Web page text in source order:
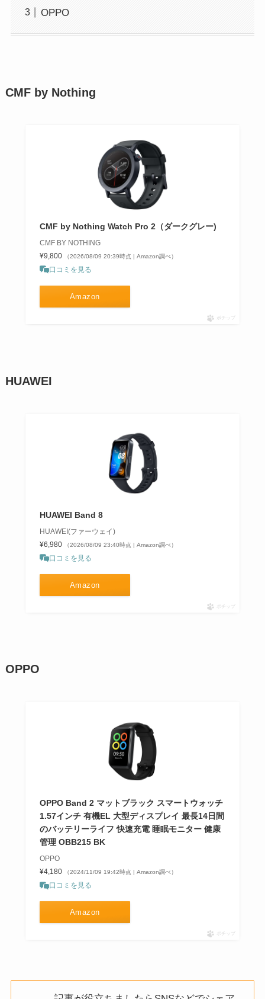
OPPO
CMF by Nothing
CMF by Nothing Watch Pro 2（ダークグレー)
CMF BY NOTHING
¥9,800
（2026/08/09 20:39時点 | Amazon調べ）
口コミを見る
Amazon
ポチップ
HUAWEI
HUAWEI Band 8
HUAWEI(ファーウェイ)
¥6,980
（2026/08/09 23:40時点 | Amazon調べ）
口コミを見る
Amazon
ポチップ
OPPO
OPPO Band 2 マットブラック スマートウォッチ
1.57インチ 有機EL 大型ディスプレイ 最長14日間
のバッテリーライフ 快速充電 睡眠モニター 健康
管理 OBB215 BK
OPPO
¥4,180
（2024/11/09 19:42時点 | Amazon調べ）
口コミを見る
Amazon
ポチップ